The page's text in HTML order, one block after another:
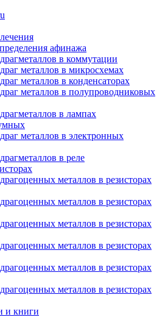
афинажа
в коммутации
металлов в микросхемах
металлов в конденсаторах
металлов в полупроводниковых
в лампах
металлов в электронных
в реле
металлов в резисторах
металлов в резисторах
металлов в резисторах
металлов в резисторах
металлов в резисторах
металлов в резисторах
и книги